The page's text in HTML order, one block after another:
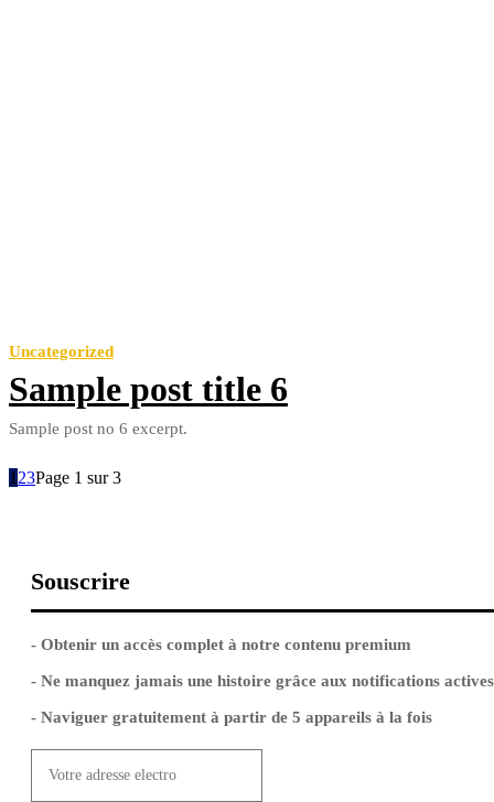
Uncategorized
Sample post title 6
Sample post no 6 excerpt.
1 23Page 1 sur 3
Souscrire
- Obtenir un accès complet à notre contenu premium
- Ne manquez jamais une histoire grâce aux notifications actives
- Naviguer gratuitement à partir de 5 appareils à la fois